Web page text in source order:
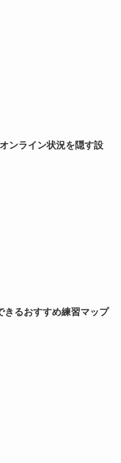
ンライン状況を隠す設
きるおすすめ練習マップ